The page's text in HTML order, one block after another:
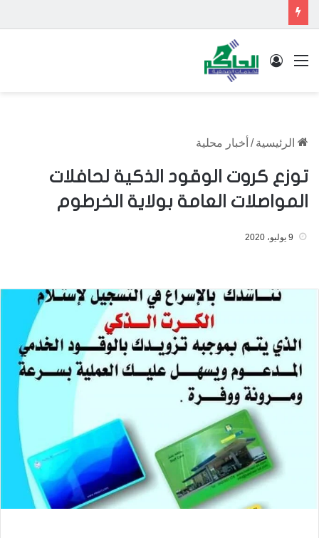
القائمة تسجيل الدخول
الرئيسية / أخبار محلية
توزع كروت الوقود الذكية لحافلات
المواصلات العامة بولاية الخرطوم
9 يوليو، 2020